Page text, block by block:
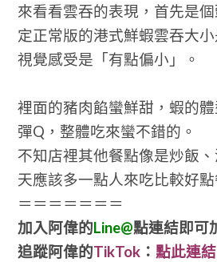
來看看雲吞的表現，首先是
定正常版的港式鮮蝦雲吞大
視覺感受是「有點偏小」。
裡面的豬肉餡蠻鮮甜，蝦的
彈Q，整體吃來蠻不錯的。
不知店裡其他餐點像是炒飯
天應該多一點人來吃比較好點
＝＝＝＝＝＝＝
加入阿偉的Line@點連結即可
追蹤阿偉的TikTok： 點此連結